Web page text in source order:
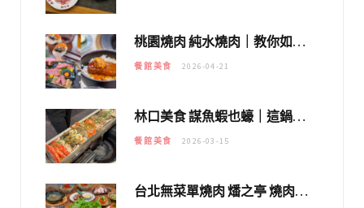
桃園燒肉 純水燒肉｜教你如何優惠吃日本A5和牛各種部位，私房菜誠意吃好吃滿
餐館美食 2026-04-21
林口美食 謀魚蝦也蠔｜這鍋太狂！「蟹老闆派對鍋」10多種海鮮浮誇上桌，壽星再送生食摩天輪！
餐館美食 2026-03-15
台北無菜單燒肉 燔之亭 燒肉場｜延吉街的 $980個人無菜單「雞」料理～